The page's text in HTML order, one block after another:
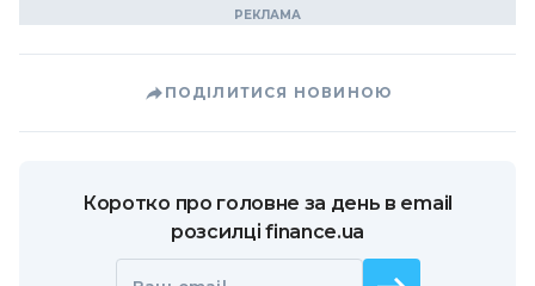
ПОДІЛИТИСЯ НОВИНОЮ
Коротко про головне за день в email
розсилці finance.ua